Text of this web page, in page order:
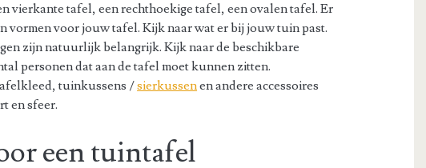
vierkante tafel, een rechthoekige tafel, een ovalen tafel. Er
vormen voor jouw tafel. Kijk naar wat er bij jouw tuin past.
zijn natuurlijk belangrijk. Kijk naar de beschikbare
personen dat aan de tafel moet kunnen zitten.
tuinkussens /sierkussenen andere accessoires
en sfeer.
een tuintafel